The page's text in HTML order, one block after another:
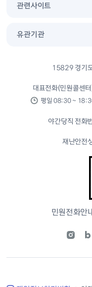
관련사이트
유관기관
15829 경기
대표전화(민원콜센
평일 08:30 ~
야간당직 전화
재난안전
민원전화안